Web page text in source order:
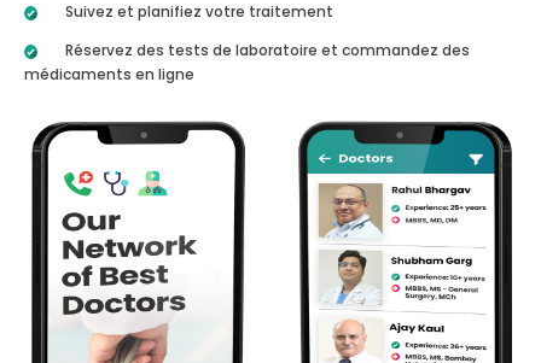
Suivez et planifiez votre traitement
Réservez des tests de laboratoire et commandez des
médicaments en ligne